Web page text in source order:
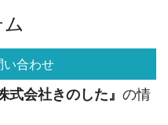
い合わせ
式会社きのした』 の情